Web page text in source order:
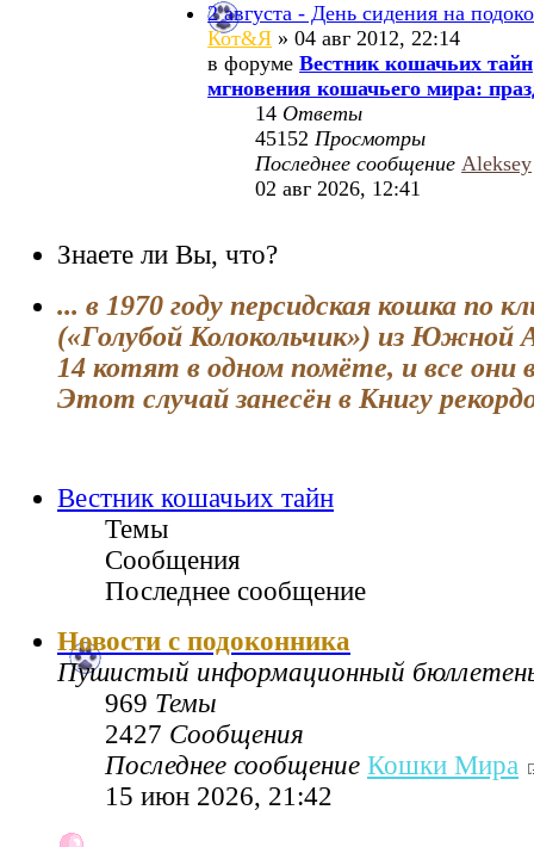
2 августа - День сидения на
Кот&Я » 04 авг 2012, 22:14
в форумеВестник кошачьих тайн
мгновения кошачьего мира:
14 Ответы
45152Просмотры
Последнее сообщениеAleksey
02 авг 2026, 12:41
Знаете ли Вы, что?
... в 1970 году персидская кошка по
(«Голубой Колокольчик») из Южной
14 котят в одном помёте, и все
Этот случай занесён в Книгу
Вестник кошачьих тайн
Темы
Сообщения
Последнее сообщение
Новости с подоконника
Пушистый информационный
969 Темы
2427 Сообщения
Последнее сообщение Кошки Мира
15 июн 2026, 21:42